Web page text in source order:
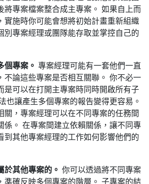
將專案檔案整合成主專案。 如果自上而
實施時你可能會想將初始計畫重新組織
別專案經理或團隊能存取並掌控自己的
個專案。 專案經理可能有一套他們一直
不論這些專案是否相互關聯。 你不必一
是可以在打開主專案時同時開啟所有子
也讓產生多個專案的報告變得更容易。
關，專案經理可以在不同專案的任務間
係。 在專案間建立依賴關係，讓不同專
到其他專案經理的工作如何影響他們的
於其他專案的。 你可以透過將不同專案
準確反映多個專案的階層。 子專案的結